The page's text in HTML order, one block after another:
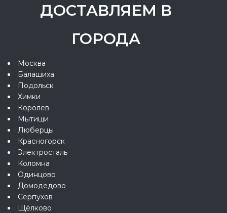
ДОСТАВЛЯЕМ В
ГОРОДА
Москва
Балашиха
Подольск
Химки
Королёв
Мытищи
Люберцы
Красногорск
Электросталь
Коломна
Одинцово
Домодедово
Серпухов
Щёлково